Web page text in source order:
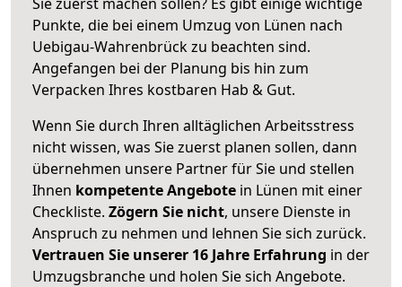
Punkte, die bei einem Umzug von Lünen nach
Uebigau-Wahrenbrück zu beachten sind.
Angefangen bei der Planung bis hin zum
Verpacken Ihres kostbaren Hab & Gut.
Wenn Sie durch Ihren alltäglichen Arbeitsstress
nicht wissen, was Sie zuerst planen sollen, dann
übernehmen unsere Partner für Sie und stellen
Ihnen kompetente Angebote in Lünen mit einer
Checkliste. Zögern Sie nicht, unsere Dienste in
Anspruch zu nehmen und lehnen Sie sich zurück.
Vertrauen Sie unserer 16 Jahre Erfahrung in der
Umzugsbranche und holen Sie sich Angebote.